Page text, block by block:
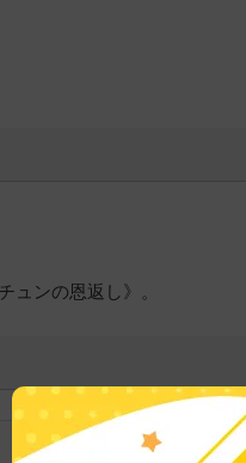
ュンの恩返し》。